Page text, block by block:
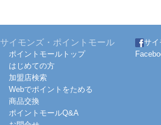
サイモンズ・ポイントモール
ポイントモールトップ
はじめての方
加盟店検索
Webでポイントをためる
商品交換
ポイントモールQ&A
サイ